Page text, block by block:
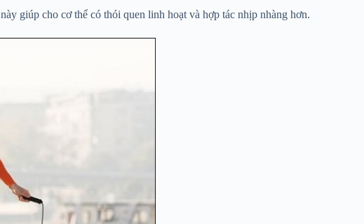
giúp cho cơ thể có thói quen linh hoạt và hợp tác nhịp nhàng hơn.